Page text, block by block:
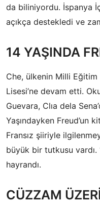
da biliniyordu. İspanya
açıkça destekledi ve
14 YAŞINDA
Che, ülkenin Milli Eğitim
Lisesi’ne devam etti.
Guevara, Clıa dela
Yaşındayken Freud’un
Fransız şiiriyle
büyük bir tutkusu vardı.
hayrandı.
CÜZZAM